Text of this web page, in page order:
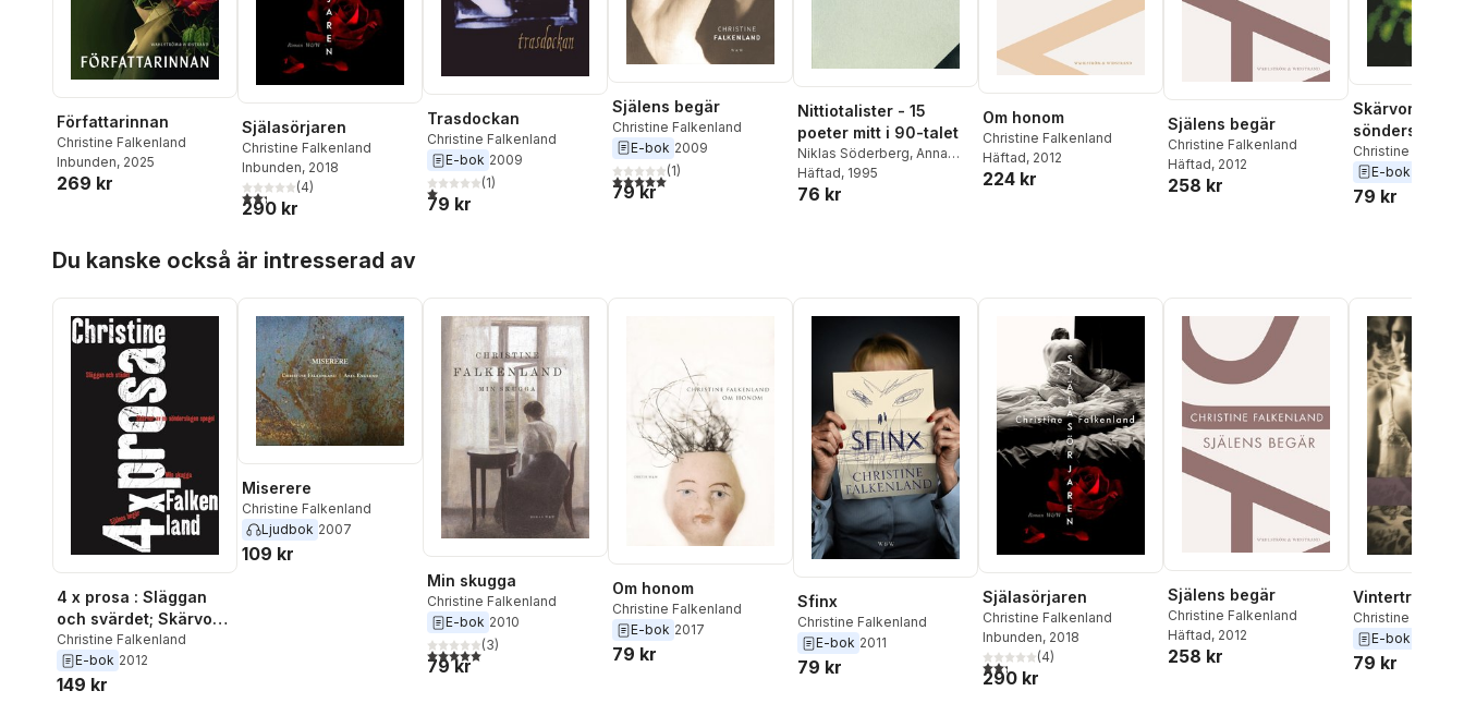
Författarinnan
Christine Falkenland
Inbunden, 2025
269 kr
Själasörjaren
Christine Falkenland
Inbunden, 2018
2,3utav 5 stjärnor. Totalt antal röster:
(4)
290 kr
Trasdockan
Christine Falkenland
E-bok 2009
1,0utav 5 stjärnor. Totalt antal röster:
(1)
79 kr
Själens begär
Christine Falkenland
E-bok 2009
5,0utav 5 stjärnor. Totalt antal röster:
(1)
79 kr
Nittiotalister - 15
poeter mitt i 90-talet
Niklas Söderberg, Anna
Ståbi,Charlotte Orwin
Måndotter
Annette
Häftad, 1995
76 kr
Om honom
Christine Falkenland
Häftad, 2012
224 kr
Själens begär
Christine Falkenland
Häftad, 2012
258 kr
Skärvor av en
sönderslagen
Christine
E-bok
79 kr
Du kanske också är intresserad av
4 x prosa : Släggan
och svärdet; Skärvor
av en sönderslagen
spegel; Min skugga;
Själens begär
Christine Falkenland
E-bok 2012
149 kr
Miserere
Christine Falkenland
Ljudbok 2007
109 kr
Min skugga
Christine Falkenland
E-bok 2010
5,0utav 5 stjärnor. Totalt antal röster:
(3)
79 kr
Om honom
Christine Falkenland
E-bok 2017
79 kr
Sfinx
Christine Falkenland
E-bok 2011
79 kr
Själasörjaren
Christine Falkenland
Inbunden, 2018
2,3utav 5 stjärnor. Totalt antal röster:
(4)
290 kr
Själens begär
Christine Falkenland
Häftad, 2012
258 kr
Christine
E-bok
79 kr